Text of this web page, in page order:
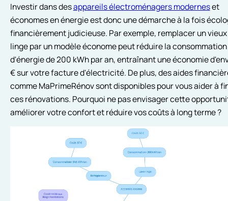
Investir dans desappareils électroménagers moderneset
économes en énergie est donc une démarche à la fois
financièrement judicieuse. Par exemple, remplacer un
linge par un modèle économe peut réduire la consommation
d'énergie de 200 kWh par an, entraînant une économie
€ sur votre facture d'électricité. De plus, des aides
comme MaPrimeRénov sont disponibles pour vous aider à
ces rénovations. Pourquoi ne pas envisager cette
améliorer votre confort et réduire vos coûts à long terme ?